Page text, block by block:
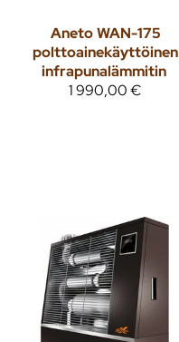
AnetoWAN-175
polttoainekäyttöinen
infrapunalämmitin
1 990,00 €